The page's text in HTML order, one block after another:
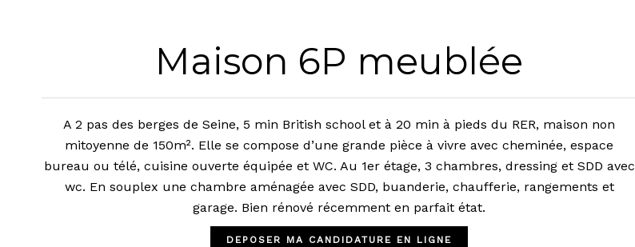
Maison 6P meublée
A 2 pas des berges de Seine, 5 min British school et à 20 min à pieds du RER, maison non
mitoyenne de 150m². Elle se compose d’une grande pièce à vivre avec cheminée, espace
bureau ou télé, cuisine ouverte équipée et WC. Au 1er étage, 3 chambres, dressing et SDD avec
wc. En souplex une chambre aménagée avec SDD, buanderie, chaufferie, rangements et
garage. Bien rénové récemment en parfait état.
DEPOSER MA CANDIDATURE EN LIGNE